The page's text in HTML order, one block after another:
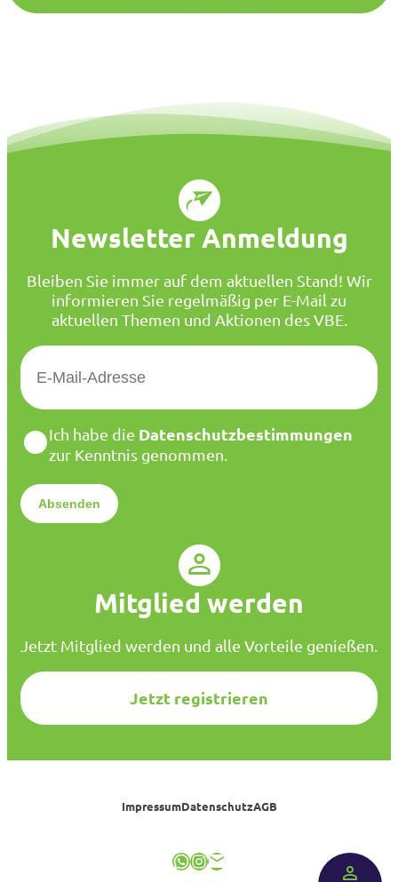
Newsletter Anmeldung
Bleiben Sie immer auf dem aktuellen Stand! Wir
informieren Sie regelmäßig per E-Mail zu
aktuellen Themen und Aktionen des VBE.
E
M
*
D
a
e
n
*
Ich habe die Datenschutzbestimmungen
zur Kenntnis genommen.
Mitglied werden
Jetzt Mitglied werden und alle Vorteile genießen.
Jetzt registrieren
ImpressumDatenschutzAGB
WhatsApp InstagramE-Mail